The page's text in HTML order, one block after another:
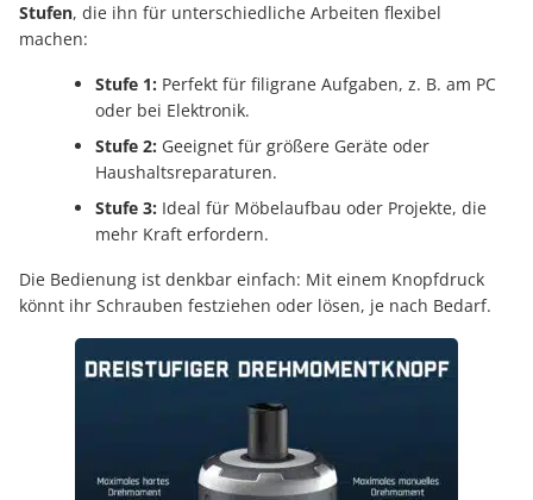
Stufen, die ihn für unterschiedliche Arbeiten flexibel
machen:
Stufe 1: Perfekt für filigrane Aufgaben, z. B. am PC
oder bei Elektronik.
Stufe 2: Geeignet für größere Geräte oder
Haushaltsreparaturen.
Stufe 3: Ideal für Möbelaufbau oder Projekte, die
mehr Kraft erfordern.
Die Bedienung ist denkbar einfach: Mit einem Knopfdruck
könnt ihr Schrauben festziehen oder lösen, je nach Bedarf.